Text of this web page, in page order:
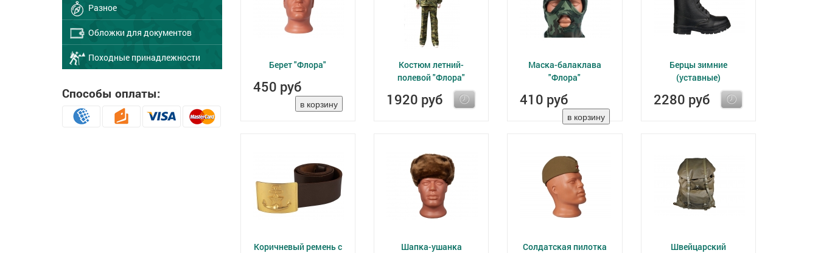
Разное
Обложки для документов
Походные принадлежности
Способы оплаты:
Берет "Флора"
450 руб
Костюм летний-
полевой "Флора"
1920 руб
Маска-балаклава
"Флора"
410 руб
Берцы зимние
(уставные)
2280 руб
Коричневый ремень с
Шапка-ушанка
Солдатская пилотка
Швейцарский